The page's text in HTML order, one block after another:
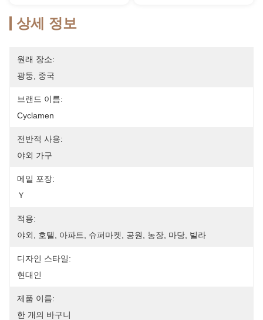
상세 정보
원래 장소:
광둥, 중국
브랜드 이름:
Cyclamen
전반적 사용:
야외 가구
메일 포장:
Ｙ
적용:
야외, 호텔, 아파트, 슈퍼마켓, 공원, 농장, 마당, 빌라
디자인 스타일:
현대인
제품 이름:
한 개의 바구니